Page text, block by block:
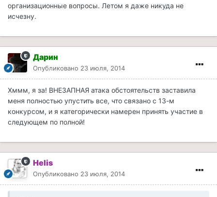
организационные вопросы. Летом я даже никуда не
исчезну.
Дарин
Опубликовано 23 июля, 2014
Хммм, я за! ВНЕЗАПНАЯ атака обстоятельств заставила
меня полностью упустить все, что связано с 13-м
конкурсом, и я категорически намерен принять участие в
следующем по полной!
Helis
Опубликовано 23 июля, 2014